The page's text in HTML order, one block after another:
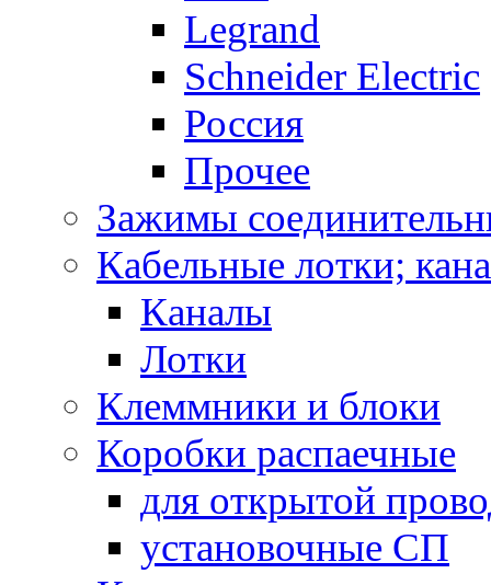
Legrand
Schneider Electric
Россия
Прочее
Зажимы
Кабельные лотки;
Каналы
Лотки
Клеммники и блоки
Коробки распаечные
для открытой
установочные СП